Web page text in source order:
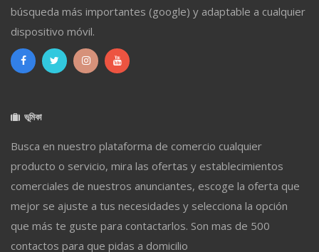
búsqueda más importantes (google) y adaptable a cualquier
dispositivo móvil.
ভূমিকা
Busca en nuestro plataforma de comercio cualquier
producto o servicio, mira las ofertas y establecimientos
comerciales de nuestros anunciantes, escoge la oferta que
mejor se ajuste a tus necesidades y selecciona la opción
que más te guste para contactarlos. Son mas de 500
contactos para que pidas a domicilio